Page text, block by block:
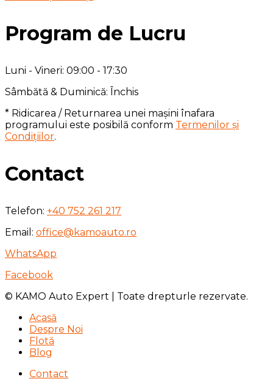
Program de Lucru
Luni - Vineri: 09:00 - 17:30
Sâmbătă & Duminică: Închis
* Ridicarea / Returnarea unei mașini înafara
programului este posibilă conform Termenilor și
Condițiilor.
Contact
Telefon: +40 752 261 217
Email: office@kamoauto.ro
WhatsApp
Facebook
© KAMO Auto Expert | Toate drepturle rezervate.
Acasă
Despre Noi
Flotă
Blog
Contact